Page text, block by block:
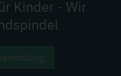
Kinder - Wir